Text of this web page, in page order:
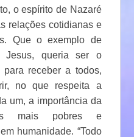
o espírito de Nazaré
relações cotidianas e
Que o exemplo de
Jesus, queria ser o
para receber a todos,
no que respeita a
um, a importância da
mais pobres e
humanidade. “Todo